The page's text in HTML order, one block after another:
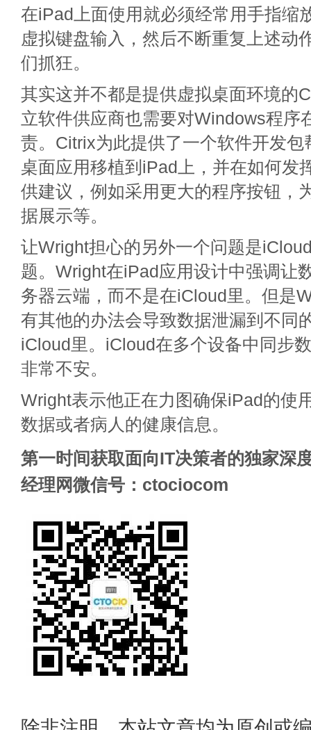
在iPad上面使用就必须经常用手指缩
虚拟键盘输入，然后不断重复上述动
们抓狂。
其实这并不都是提供虚拟桌面环境的
立软件供应商也需要对Windows程序
责。Citrix为此提供了一个软件开发包
桌面应用移植到iPad上，并在如何发
供建议，例如采用更大的程序按钮，
据展示等。
让Wright担心的另外一个问题是
题。Wright在iPad应用设计中强调让
务器云端，而不是在iCloud里。但是
有其他的办法会导致数据泄漏到不同
iCloud里。iCloud在多个设备中同步
非常不安。
Wright表示他正在力图确保iPad的使
数据或者病人的健康信息。
第一时间获取面向IT决策者的独家深
经理网微信号：ctociocom